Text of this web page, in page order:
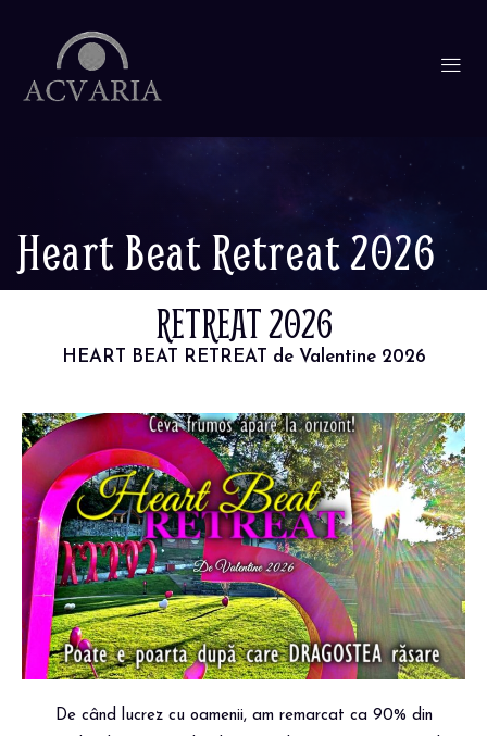
Heart Beat Retreat 2026
RETREAT 2026
HEART BEAT RETREAT de Valentine 2026
De când lucrez cu oamenii, am remarcat ca 90% din